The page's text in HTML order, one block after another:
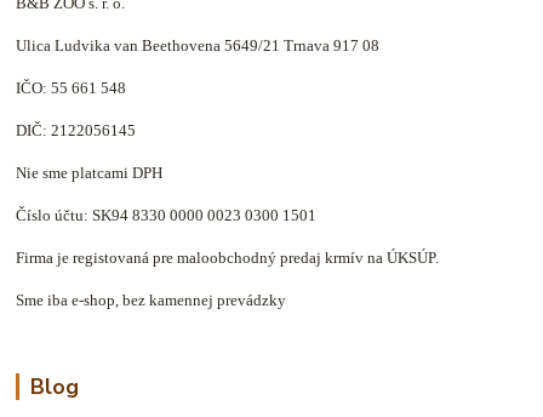
Ulica Ludvika van Beethovena 5649/21 Trnava 917 08
IČO: 55 661 548
DIČ: 2122056145
Nie sme platcami DPH
Číslo účtu: SK94 8330 0000 0023 0300 1501
Firma je registovaná pre maloobchodný predaj krmív na ÚKSÚP.
Sme iba e-shop, bez kamennej prevádzky
Blog